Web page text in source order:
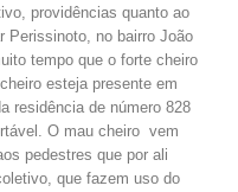
providências quanto ao
Perissinoto, no bairro João
tempo que o forte cheiro
esteja presente em
residência de número 828
O mau cheiro vem
pedestres que por ali
que fazem uso do